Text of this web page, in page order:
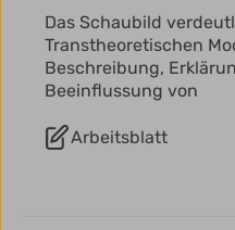
Das Schaubild
Transtheoretischen
Beschreibung,
Beeinflussung von
Arbeitsblatt